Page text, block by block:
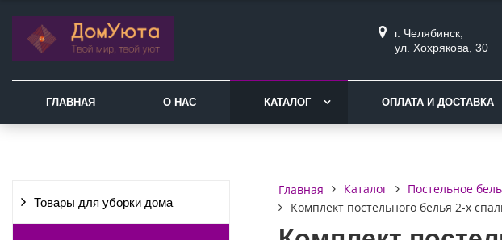
г. Челябинск,
ул. Хохрякова, 30
ГЛАВНАЯ О НАС КАТАЛОГ ОПЛАТА И ДОСТАВКА
Товары для уборки дома
Главная Каталог Постельное
Комплект постельного белья 2-х